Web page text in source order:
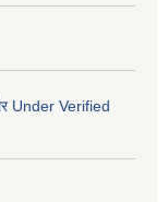
Under Verified